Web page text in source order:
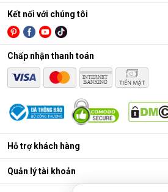
Điều hòa di động là
Các chức năng chính của máy bao
hút ẩm và lọc khí. Bên cạnh đó, dòng
trang bị thêm khá nhiều tính năng và
giờ, khóa trẻ em, remote, kết nối wifi,...
Hỗ trợ khách hàng
Quản lý tài khoản
Kết nối với chúng tôi
Chấp nhận thanh toán